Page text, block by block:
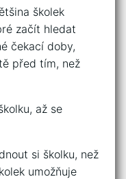
školek
začít hledat
čekací doby,
před tím, než
až se
si školku, než
umožňuje